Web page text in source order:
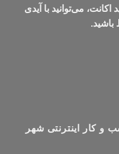
می‌توانید با آیدی
کار اینترنتی شهر